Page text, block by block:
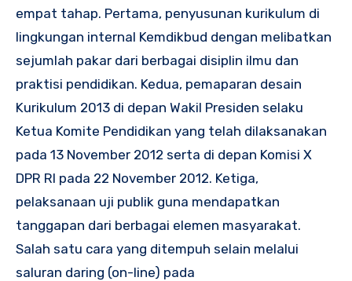
empat tahap. Pertama, penyusunan kurikulum di
lingkungan internal Kemdikbud dengan melibatkan
sejumlah pakar dari berbagai disiplin ilmu dan
praktisi pendidikan. Kedua, pemaparan desain
Kurikulum 2013 di depan Wakil Presiden selaku
Ketua Komite Pendidikan yang telah dilaksanakan
pada 13 November 2012 serta di depan Komisi X
DPR RI pada 22 November 2012. Ketiga,
pelaksanaan uji publik guna mendapatkan
tanggapan dari berbagai elemen masyarakat.
Salah satu cara yang ditempuh selain melalui
saluran daring (on-line) pada